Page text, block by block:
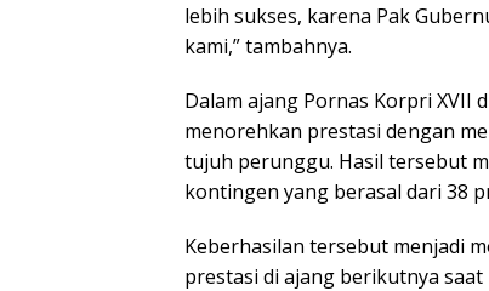
lebih sukses, karena Pak
kami,” tambahnya.
Dalam ajang Pornas Korpri XVII
menorehkan prestasi dengan
tujuh perunggu. Hasil tersebut
kontingen yang berasal dari 38
Keberhasilan tersebut menjadi
prestasi di ajang berikutnya saat